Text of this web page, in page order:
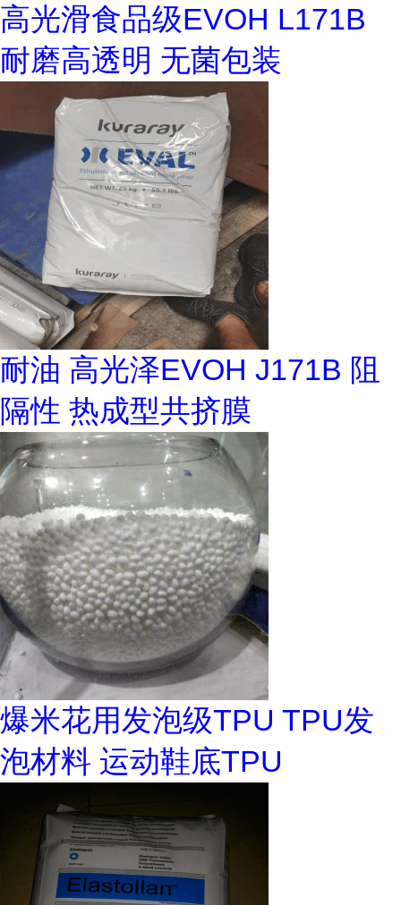
高光滑食品级EVOH L171B
耐磨高透明 无菌包装
耐油 高光泽EVOH J171B 阻
隔性 热成型共挤膜
爆米花用发泡级TPU TPU发
泡材料 运动鞋底TPU